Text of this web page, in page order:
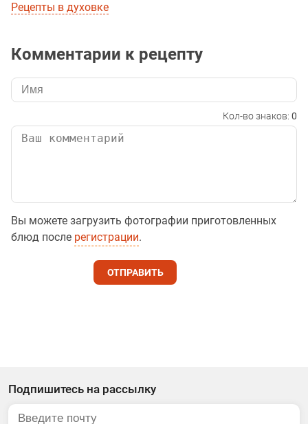
Рецепты в духовке
Комментарии к рецепту
Кол-во знаков: 0
Вы можете загрузить фотографии приготовленных
блюд после регистрации.
ОТПРАВИТЬ
Подпишитесь на рассылку